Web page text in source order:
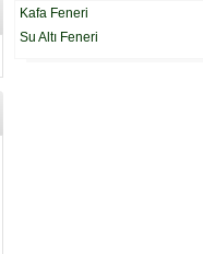
Kafa Feneri
Su Altı Feneri